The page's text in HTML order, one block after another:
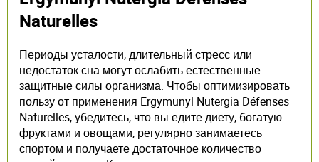
Naturelles
Периоды усталости, длительный стресс или
недостаток сна могут ослабить естественные
защитные силы организма. Чтобы оптимизировать
пользу от применения Ergymunyl Nutergia Défenses
Naturelles, убедитесь, что вы едите диету, богатую
фруктами и овощами, регулярно занимаетесь
спортом и получаете достаточное количество